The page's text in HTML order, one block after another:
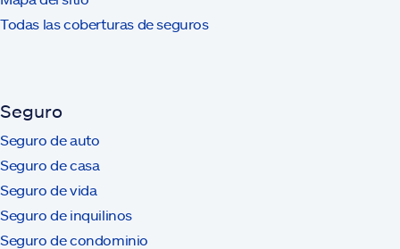
Todas las coberturas de seguros
Seguro
Seguro de auto
Seguro de casa
Seguro de vida
Seguro de inquilinos
Seguro de condominio